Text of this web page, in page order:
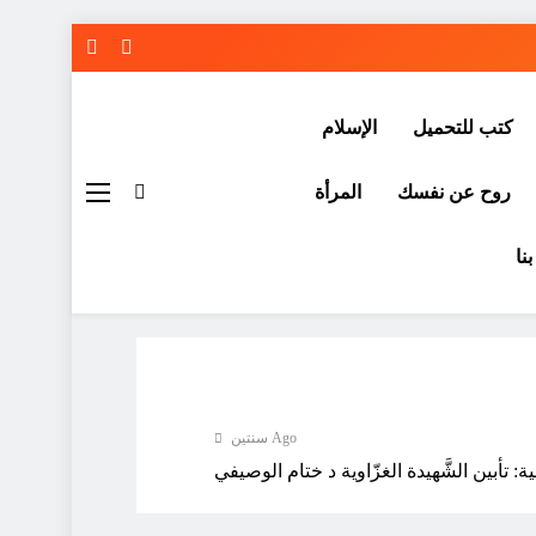
كتب للتحميل الإسلام
روح عن نفسك المرأة
سنتين Ago
تأبين الشَّهيدة الغزّاوية د ختام الوصيفي